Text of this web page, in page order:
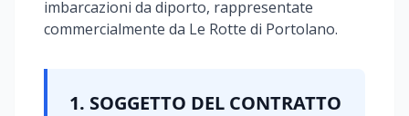
imbarcazioni da diporto, rappresentate
commercialmente da Le Rotte di Portolano.
1. SOGGETTO DEL CONTRATTO